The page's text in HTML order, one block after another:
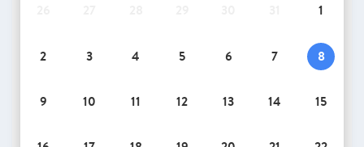
1
2 3 4 5 6 7 8
9 10 11 12 13 14 15